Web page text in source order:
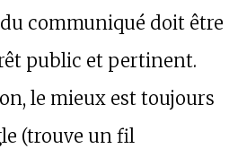
du communiqué doit être
public et pertinent.
le mieux est toujours
(trouve un fil